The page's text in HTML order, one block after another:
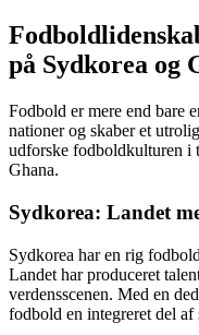
på Sydkorea og
Fodbold er mere end bare
nationer og skaber et
udforske fodboldkulturen i
Ghana.
Sydkorea: Landet
Sydkorea har en rig
Landet har produceret
verdensscenen. Med en
fodbold en integreret del af